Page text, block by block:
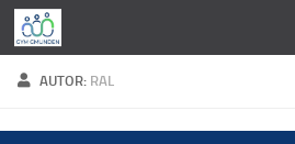
Zum Inhalt springen
AUTOR: RAL